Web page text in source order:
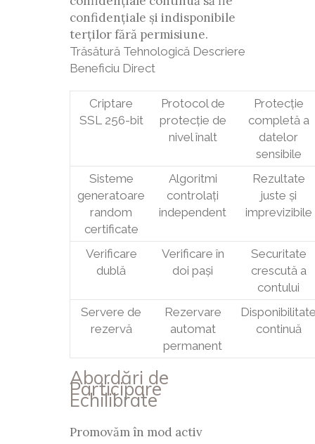
confidențiale și indisponibile
terților fără permisiune.
Trăsătură Tehnologică Descriere
Beneficiu Direct
Criptare
SSL 256-bit
Protocol de
protecție de
nivel înalt
Protecție
completă a
datelor
sensibile
Sisteme
generatoare
random
certificate
Algoritmi
controlați
independent
Rezultate
juste și
imprevizibile
Verificare
dublă
Verificare în
doi pași
Securitate
crescută a
contului
Servere de
rezervă
Rezervare
automat
permanent
continuă
Abordări de
Participare
Echilibrate
Promovăm în mod activ